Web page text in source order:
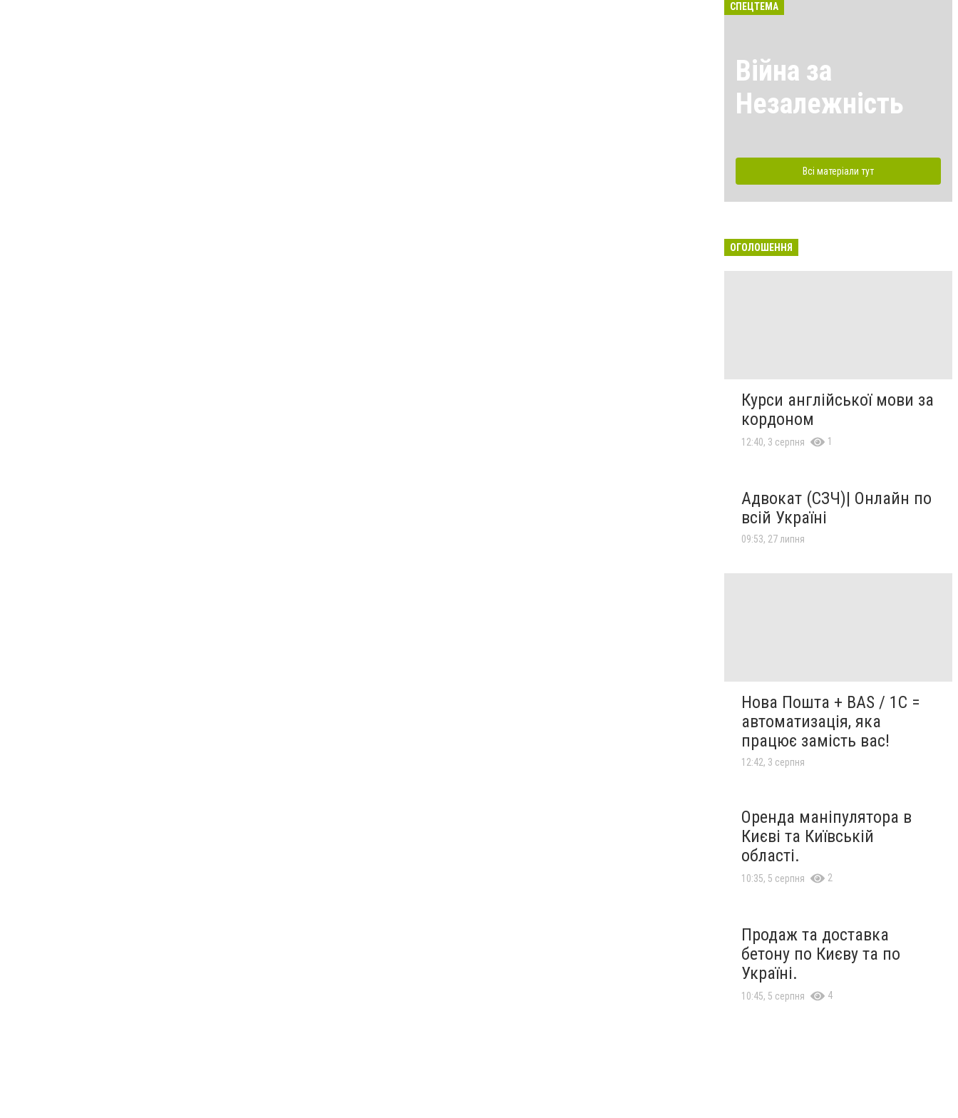
СПЕЦТЕМА
Війна за
Незалежність
Всі матеріали тут
ОГОЛОШЕННЯ
Курси англійської мови за
кордоном
12:40, 3 серпня 1
Адвокат (СЗЧ)| Онлайн по
всій Україні
09:53, 27 липня
Нова Пошта + BAS / 1C =
автоматизація, яка
працює замість вас!
12:42, 3 серпня
Оренда маніпулятора в
Києві та Київській
області.
10:35, 5 серпня 2
Продаж та доставка
бетону по Києву та по
Україні.
10:45, 5 серпня 4